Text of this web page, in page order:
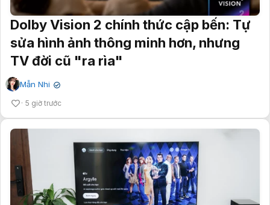
Dolby Vision 2 chính thức cập bến: Tự
sửa hình ảnh thông minh hơn, nhưng
TV đời cũ "ra rìa"
Mẫn Nhi ✔
5 giờ trước